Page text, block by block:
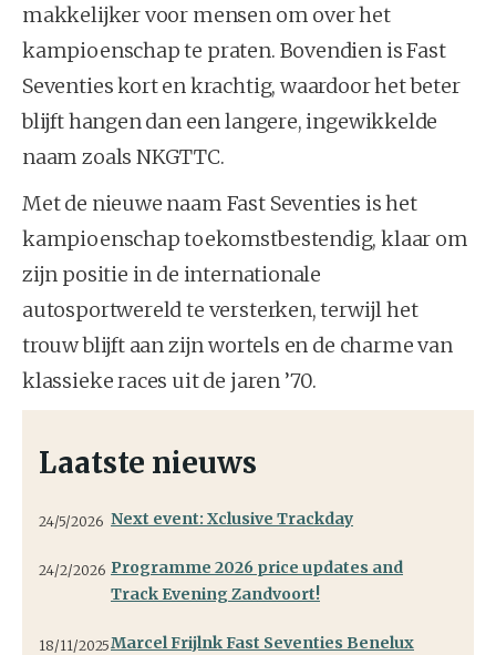
makkelijker voor mensen om over het
kampioenschap te praten. Bovendien is Fast
Seventies kort en krachtig, waardoor het beter
blijft hangen dan een langere, ingewikkelde
naam zoals NKGTTC.
Met de nieuwe naam Fast Seventies is het
kampioenschap toekomstbestendig, klaar om
zijn positie in de internationale
autosportwereld te versterken, terwijl het
trouw blijft aan zijn wortels en de charme van
klassieke races uit de jaren ’70.
Laatste nieuws
24/5/2026 Next event: Xclusive Trackday
24/2/2026 Programme 2026 price updates and
Track Evening Zandvoort!
18/11/2025Marcel Frijlnk Fast Seventies Benelux